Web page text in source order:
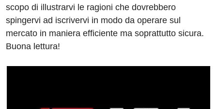
scopo di illustrarvi le ragioni che dovrebbero
spingervi ad iscrivervi in modo da operare sul
mercato in maniera efficiente ma soprattutto sicura.
Buona lettura!